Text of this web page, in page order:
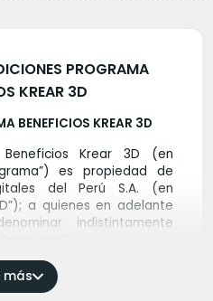
PROGRAMA
KREAR 3D
BENEFICIOS KREAR 3D
Krear 3D (en
es propiedad de
del Perú S.A. (en
a quienes en adelante
indistintamente
creado con la finalidad de
quienes podrán
las condiciones que se
más